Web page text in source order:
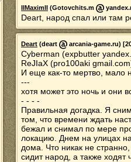
IIMaximII (Gotovchits.m
Deart, народ спал или там
Deart (deart arcania-game.ru)
Cyberman (expbutter
ReJIaX (pro100aki
И еще как-то мертво, мало
---
хотя может это ночь и они
- - - -
Правильная догадка. Я
том, что времени ждать
бежал и снимал по мере
локацию. Днем на улицах
дома. Что никак не
сидит народ, а также ходят